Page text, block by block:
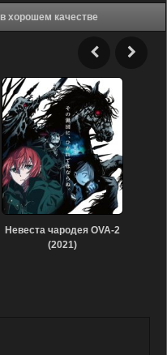
Аниме Тотто у окна (2023) в хорошем качестве
Невеста чародея OVA-2
(2021)